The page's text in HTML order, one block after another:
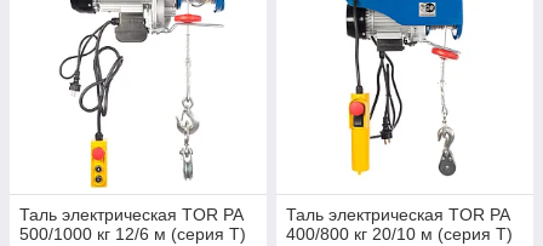
Таль электрическая TOR PA
500/1000 кг 12/6 м (серия T)
Таль электрическая TOR PA
400/800 кг 20/10 м (серия T)